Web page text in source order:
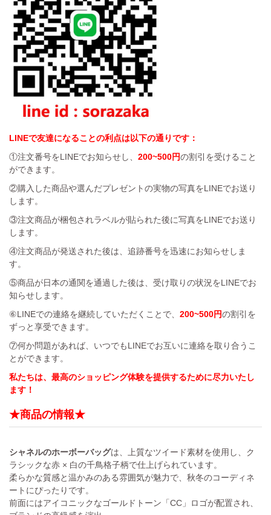
LINEで友達になることの利点は以下の通りです：
①注文番号をLINEでお知らせし、 200~500円の割引を受けること
ができます。
②購入した商品や選んだプレゼントの実物の写真をLINEでお送り
します。
③注文商品が梱包されラベルが貼られた後に写真をLINEでお送り
します。
④注文商品が発送された後は、追跡番号を迅速にお知らせしま
す。
⑤商品が日本の通関を通過した後は、受け取りの状況をLINEでお
知らせします。
⑥LINEでの連絡を継続していただくことで、 200~500円の割引を
ずっと享受できます。
⑦何か問題があれば、いつでもLINEでお互いに連絡を取り合うこ
とができます。
私たちは、最高のショッピング体験を提供するために尽力いたし
ます！
★商品の情報★
シャネルのホーボーバッグは、上質なツイード素材を使用し、ク
ラシックな赤 × 白の千鳥格子柄で仕上げられています。
柔らかな質感と温かみのある雰囲気が魅力で、秋冬のコーディネ
ートにぴったりです。
前面にはアイコニックなゴールドトーン「CC」ロゴが配置され、